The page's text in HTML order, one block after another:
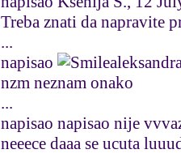
Treba znati da napravite
...
napisao
nzm neznam onako
...
napisao napisao nije
neeece daaa se ucuta